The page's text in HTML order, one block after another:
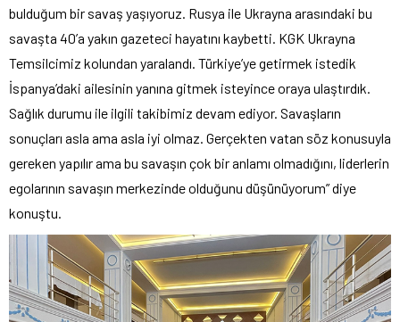
bulduğum bir savaş yaşıyoruz. Rusya ile Ukrayna arasındaki bu
savaşta 40’a yakın gazeteci hayatını kaybetti. KGK Ukrayna
Temsilcimiz kolundan yaralandı. Türkiye’ye getirmek istedik
İspanya’daki ailesinin yanına gitmek isteyince oraya ulaştırdık.
Sağlık durumu ile ilgili takibimiz devam ediyor. Savaşların
sonuçları asla ama asla iyi olmaz. Gerçekten vatan söz konusuyla
gereken yapılır ama bu savaşın çok bir anlamı olmadığını, liderlerin
egolarının savaşın merkezinde olduğunu düşünüyorum” diye
konuştu.